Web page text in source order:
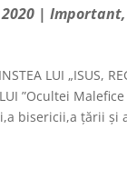
|Important
LUI „ISUS,
”Ocultei Malefice
bisericii,a țării și